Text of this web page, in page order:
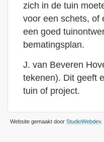
zich in de tuin
voor een schets, of
een goed
bematingsplan.
J. van Beveren
tekenen). Dit geeft
tuin of project.
Website gemaakt door StudioWebdev.